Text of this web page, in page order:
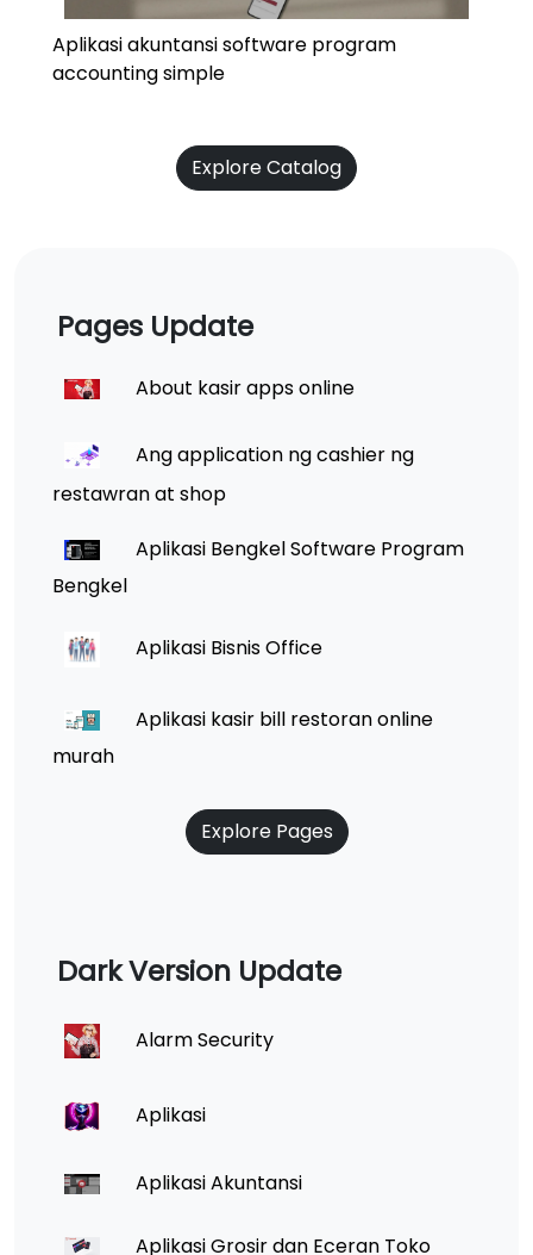
Aplikasi akuntansi software program
accounting simple
Explore Catalog
Pages Update
About kasir apps online
Ang application ng cashier ng
restawran at shop
Aplikasi Bengkel Software Program
Bengkel
Aplikasi Bisnis Office
Aplikasi kasir bill restoran online
murah
Explore Pages
Dark Version Update
Alarm Security
Aplikasi
Aplikasi Akuntansi
Aplikasi Grosir dan Eceran Toko